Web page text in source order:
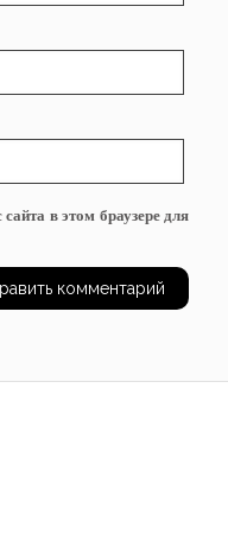
в этом браузере для